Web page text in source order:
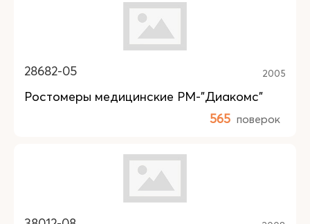
28682-05 2005
Ростомеры медицинские РМ-"Диакомс"
565 поверок